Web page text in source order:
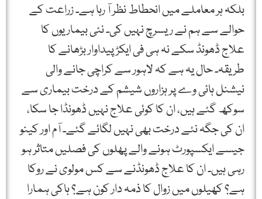
بلکہ ہر معاملے میں انحطاط نظر آ رہا ہے۔ زراعت کے
حوالے سے ہم نے ریسرچ نہیں کی۔ نئی بیماریوں کا
علاج ڈھونڈ سکے نہ ہی فی ایکڑ پیداوار بڑھانے کا
طریقہ۔ حال یہ ہے کہ لاہور سے کراچی جانے والی
نیشنل ہائی وے پر ہزاروں شیشم کے درخت بیماری سے
سوکھ گئے ہیں، ان کا کوئی علاج نہیں ڈھونڈا جا سکا،
ان کی جگہ نئے درخت بھی نہیں لگائے گئے۔ آم اور کینو
جیسے ایکسپورٹ ہونے والے پھلوں کی فصلیں متاثر ہو
رہی ہیں۔ ان کا علاج ڈھونڈنے سے کس مولوی نے روکا
ہے؟ کھیلوں میں زوال کا ذمہ دار کون ہے؟ ہاکی ہمارا